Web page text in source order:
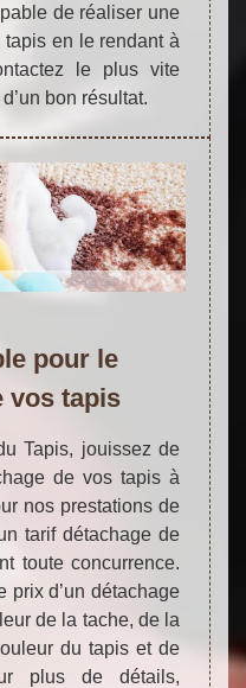
de réaliser une
en le rendant à
le plus vite
bon résultat.
pour le
vos tapis
Tapis, jouissez de
de vos tapis à
nos prestations de
tarif détachage de
toute concurrence.
prix d’un détachage
de la tache, de la
du tapis et de
plus de détails,